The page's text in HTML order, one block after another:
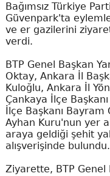
Bağımsız Türkiye
Güvenpark'ta
ve er gazilerini
verdi.
BTP Genel Başkan
Oktay, Ankara İl
Kuloğlu, Ankara İl
Çankaya İlçe
İlçe Başkanı Bayram
Ayhan Kuru'nun yer
araya geldiği şehit
alışverişinde bulundu.
Ziyarette, BTP Genel